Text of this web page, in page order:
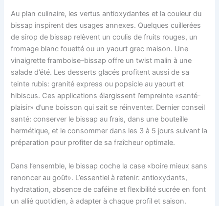
Au plan culinaire, les vertus antioxydantes et la couleur du
bissap inspirent des usages annexes. Quelques cuillerées
de sirop de bissap relèvent un coulis de fruits rouges, un
fromage blanc fouetté ou un yaourt grec maison. Une
vinaigrette framboise–bissap offre un twist malin à une
salade d’été. Les desserts glacés profitent aussi de sa
teinte rubis: granité express ou popsicle au yaourt et
hibiscus. Ces applications élargissent l’empreinte «santé-
plaisir» d’une boisson qui sait se réinventer. Dernier conseil
santé: conserver le bissap au frais, dans une bouteille
hermétique, et le consommer dans les 3 à 5 jours suivant la
préparation pour profiter de sa fraîcheur optimale.
Dans l’ensemble, le bissap coche la case «boire mieux sans
renoncer au goût». L’essentiel à retenir: antioxydants,
hydratation, absence de caféine et flexibilité sucrée en font
un allié quotidien, à adapter à chaque profil et saison.